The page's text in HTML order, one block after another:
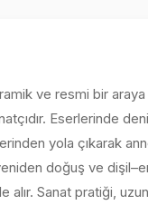
ve resmi bir
Eserlerinde
yola çıkarak
doğuş ve
alır. Sanat pratiği,